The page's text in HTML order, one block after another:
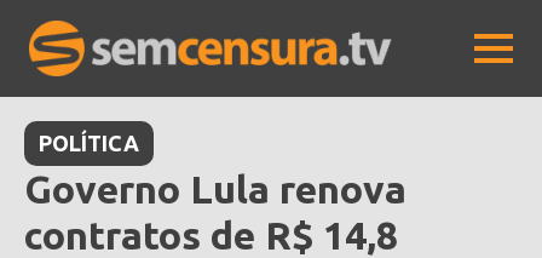
POLÍTICA
Governo Lula renova
contratos de R$ 14,8